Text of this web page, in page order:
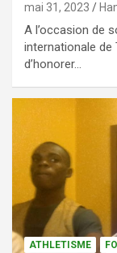
mai 31, 2023
A l’occasion de
internationale de
d’honorer…
ATHLETISME